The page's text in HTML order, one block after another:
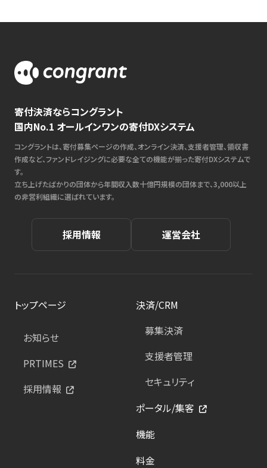
寄付決済ならコングラント
国内No.1 オールインワンの寄付DXシステム
コングラントは、寄付募集ページの作成、オンライン決済、支援者管理、領収書
作成など、ファンドレイジングに必要な全ての機能が揃った寄付DXシステムで
す。
立ち上げたばかりの団体から年間収入数十億円規模の団体まで、3,000以上
の非営利組織に選ばれています。
採用情報 運営会社
トップページ
お知らせ
PRTIMES
採用情報
決済/CRM
募集決済
支援者管理
セキュリティ
ポータル/集客
機能
料金